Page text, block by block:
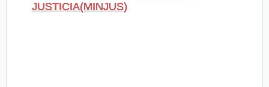
JUSTICIA(MINJUS)